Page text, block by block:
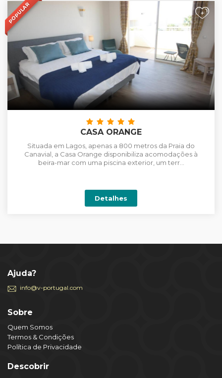
POPULAR +
CASA ORANGE
Situada em Lagos, apenas a 800 metros da Praia do
Canavial, a Casa Orange disponibiliza acomodações à
beira-mar com uma piscina exterior, um terr...
Detalhes
Ajuda?
info@v-portugal.com
Sobre
Quem Somos
Termos & Condições
Política de Privacidade
Descobrir